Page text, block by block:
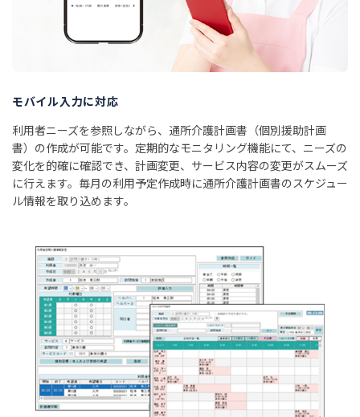
モバイル入力に対応
利用者ニーズを参照しながら、通所介護計画書（個別援助計画
書）の作成が可能です。定期的なモニタリング機能にて、ニーズの
変化を的確に確認でき、計画変更、サービス内容の変更がスムーズ
に行えます。毎月の利用予定作成時に通所介護計画書のスケジュー
ル情報を取り込めます。